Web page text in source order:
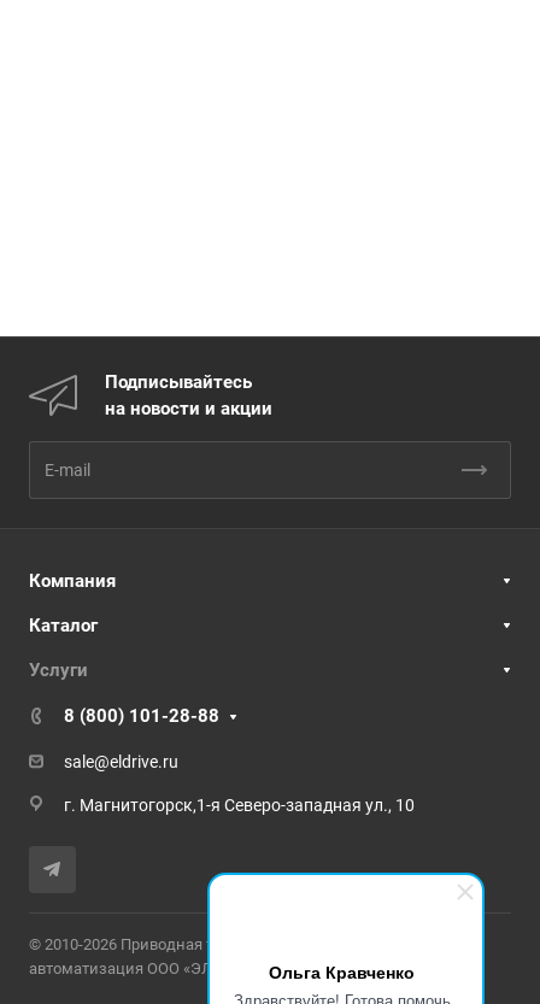
Ольга Кравченко
Подписывайтесь
на новости и акции
Компания
Каталог
Услуги
8 (800) 101-28-88
sale@eldrive.ru
г. Магнитогорск,1-я Северо-западная ул., 10
© 2010-2026 Приводная техника и промышленная
автоматизация ООО «ЭЛЕКТРОПРИВОД»